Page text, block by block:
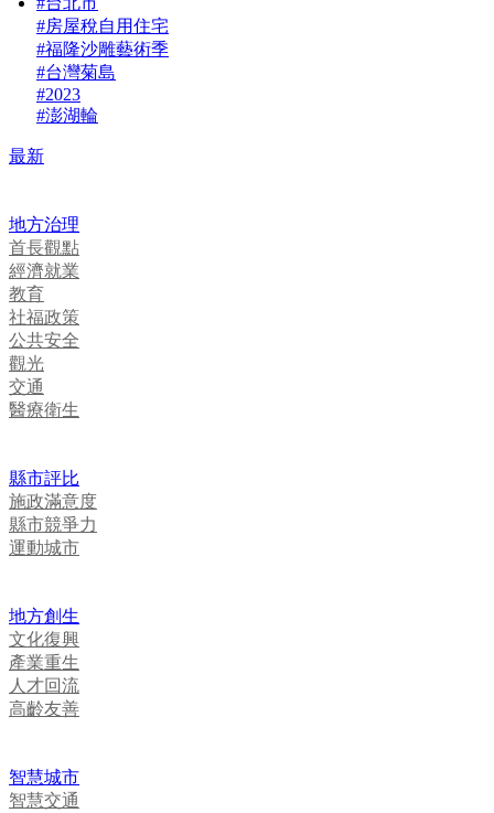
#房屋稅自用住宅
#福隆沙雕藝術季
#台灣菊島
#2023
#澎湖輪
最新
地方治理
首長觀點
經濟就業
教育
社福政策
公共安全
觀光
交通
醫療衛生
縣市評比
施政滿意度
縣市競爭力
運動城市
地方創生
文化復興
產業重生
人才回流
高齡友善
智慧城市
智慧交通